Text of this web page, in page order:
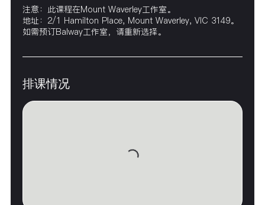
注意：此课程在Mount Waverley工作室。
地址：2/1 Hamilton PIace, Mount Waverley, VIC 3149。
如需预订Balway工作室，请重新选择。
排课情况